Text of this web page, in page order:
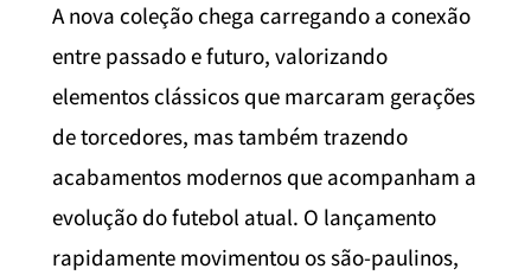
A nova coleção chega carregando a conexão
entre passado e futuro, valorizando
elementos clássicos que marcaram gerações
de torcedores, mas também trazendo
acabamentos modernos que acompanham a
evolução do futebol atual. O lançamento
rapidamente movimentou os são-paulinos,